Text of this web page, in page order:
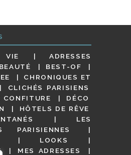
ADRESSES
BEAUTÉ
BEST-OF
CHRONIQUES ET
CLICHÉS PARISIENS
CONFITURE
DÉCO
HÔTELS DE RÊVE
LES
PARISIENNES
LOOKS
MES ADRESSES